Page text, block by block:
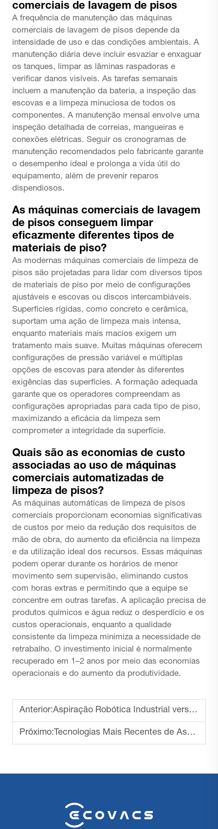
comerciais de lavagem de pisos
A frequência de manutenção das máquinas
comerciais de lavagem de pisos depende da
intensidade de uso e das condições ambientais. A
manutenção diária deve incluir esvaziar e enxaguar
os tanques, limpar as lâminas raspadoras e
verificar danos visíveis. As tarefas semanais
incluem a manutenção da bateria, a inspeção das
escovas e a limpeza minuciosa de todos os
componentes. A manutenção mensal envolve uma
inspeção detalhada de correias, mangueiras e
conexões elétricas. Seguir os cronogramas de
manutenção recomendados pelo fabricante garante
o desempenho ideal e prolonga a vida útil do
equipamento, além de prevenir reparos
dispendiosos.
As máquinas comerciais de lavagem
de pisos conseguem limpar
eficazmente diferentes tipos de
materiais de piso?
As modernas máquinas comerciais de limpeza de
pisos são projetadas para lidar com diversos tipos
de materiais de piso por meio de configurações
ajustáveis e escovas ou discos intercambiáveis.
Superfícies rígidas, como concreto e cerâmica,
suportam uma ação de limpeza mais intensa,
enquanto materiais mais macios exigem um
tratamento mais suave. Muitas máquinas oferecem
configurações de pressão variável e múltiplas
opções de escovas para atender às diferentes
exigências das superfícies. A formação adequada
garante que os operadores compreendam as
configurações apropriadas para cada tipo de piso,
maximizando a eficácia da limpeza sem
comprometer a integridade da superfície.
Quais são as economias de custo
associadas ao uso de máquinas
comerciais automatizadas de
limpeza de pisos?
As máquinas automáticas de limpeza de pisos
comerciais proporcionam economias significativas
de custos por meio da redução dos requisitos de
mão de obra, do aumento da eficiência na limpeza
e da utilização ideal dos recursos. Essas máquinas
podem operar durante os horários de menor
movimento sem supervisão, eliminando custos
com horas extras e permitindo que a equipe se
concentre em outras tarefas. A aplicação precisa de
produtos químicos e água reduz o desperdício e os
custos operacionais, enquanto a qualidade
consistente da limpeza minimiza a necessidade de
retrabalho. O investimento inicial é normalmente
recuperado em 1–2 anos por meio das economias
operacionais e do aumento da produtividade.
Anterior:Aspiração Robótica Industrial versus Métodos Manuais de Limpeza
Próximo: Tecnologias Mais Recentes de Aspiradores Robóticos Industriais